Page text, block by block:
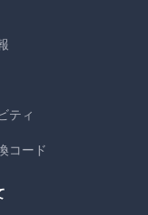
ティ
コード